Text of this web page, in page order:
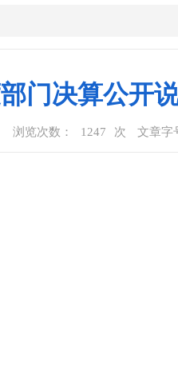
门决算公开
浏览次数： 1247 次 文章字